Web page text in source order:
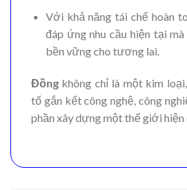
Với khả năng tái chế hoàn
đáp ứng nhu cầu hiện tại
bền vững cho tương lai.
Đồng không chỉ là một kim
tố gắn kết công nghệ, công
phần xây dựng một thế giới hiện